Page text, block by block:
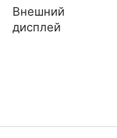
Внешний
дисплей